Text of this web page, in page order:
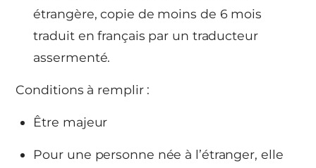
étrangère, copie de moins de 6 mois
traduit en français par un traducteur
assermenté.
Conditions à remplir :
Être majeur
Pour une personne née à l’étranger, elle